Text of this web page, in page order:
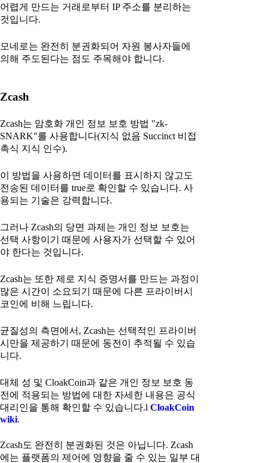
어렵게 만드는 거래로부터 IP 주소를 분리하는
것입니다.
모네로는 완전히 분권화되어 자원 봉사자들에
의해 주도된다는 점도 주목해야 합니다.
Zcash
Zcash는 암호화 개인 정보 보호 방법 "zk-
SNARK"를 사용합니다(지식 없음 Succinct 비접
촉식 지식 인수).
이 방법을 사용하면 데이터를 표시하지 않고도
전송된 데이터를 true로 확인할 수 있습니다. 사
용되는 기술은 강력합니다.
그러나 Zcash의 당면 과제는 개인 정보 보호는
선택 사항이기 때문에 사용자가 선택할 수 있어
야 한다는 것입니다.
Zcash는 또한 제로 지식 증명서를 만드는 과정이
많은 시간이 소요되기 때문에 다른 프라이버시
코인에 비해 느립니다.
균질성의 측면에서, Zcash는 선택적인 프라이버
시만을 제공하기 때문에 동전이 추적될 수 있습
니다.
대체 성 및 CloakCoin과 같은 개인 정보 보호 동
전에 적용되는 방법에 대한 자세한 내용은 공식
대리인을 통해 확인할 수 있습니다.l CloakCoin
wiki.
Zcash도 완전히 분권화된 것은 아닙니다. Zcash
에는 플랫폼의 제어에 영향을 줄 수 있는 일부 대